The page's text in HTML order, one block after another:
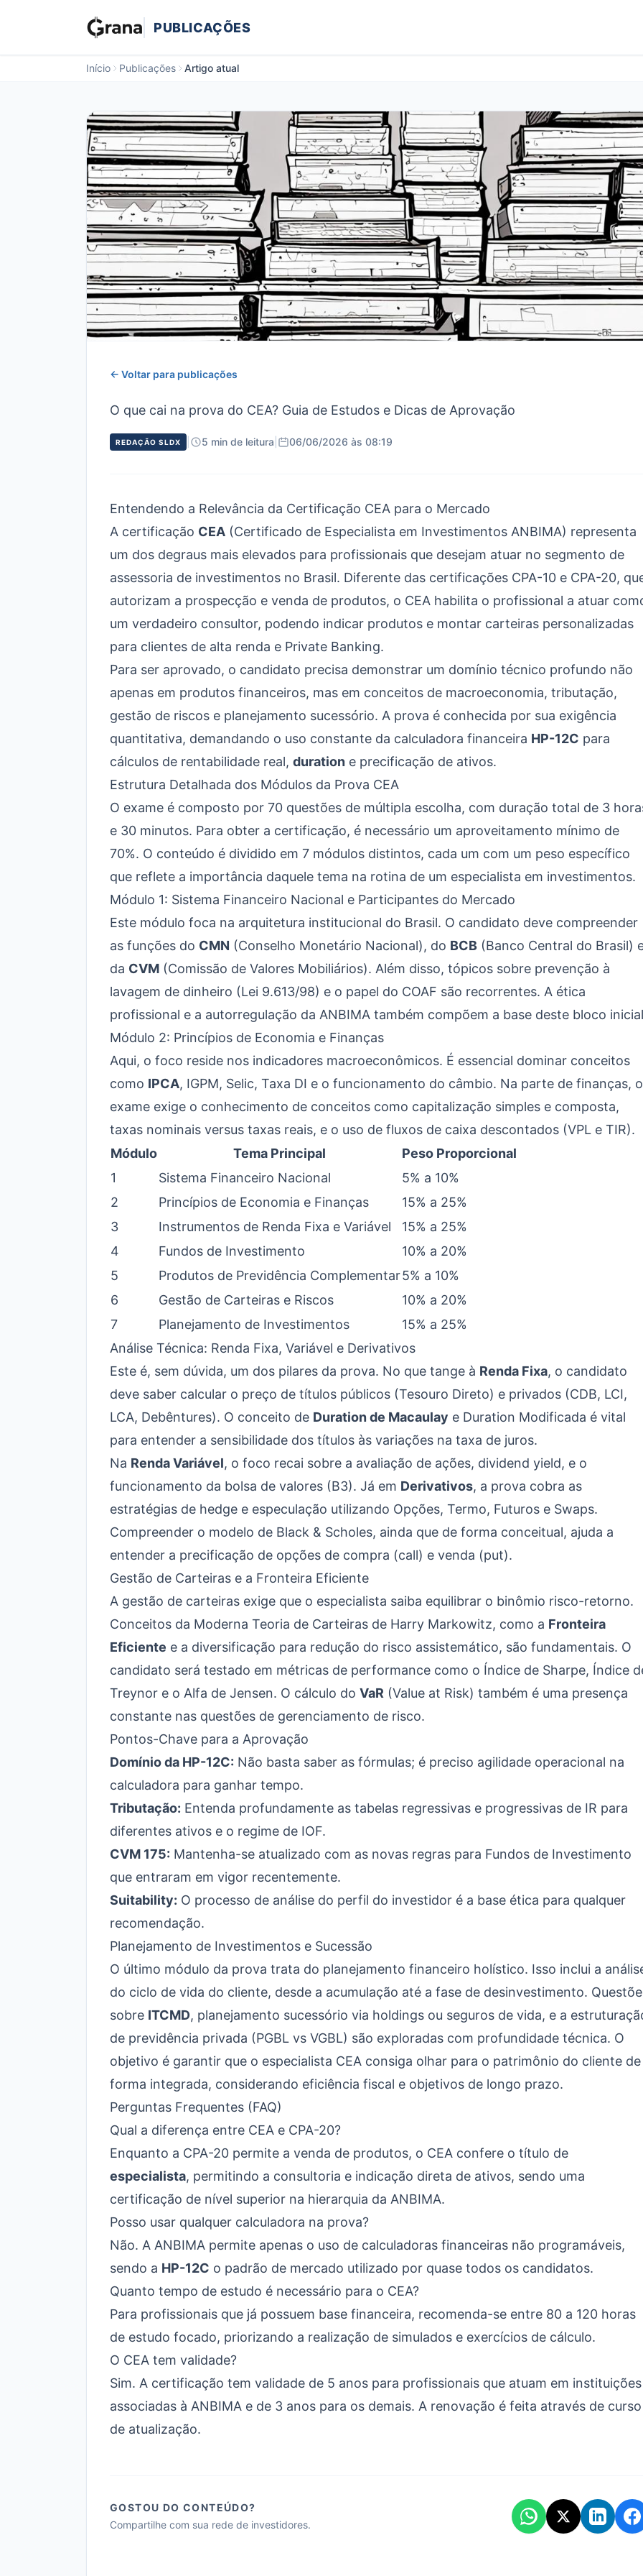
PUBLICAÇÕES
Início Publicações Artigo atual
← Voltar para publicações
O que cai na prova do CEA? Guia de Estudos e Dicas de Aprovação
REDAÇÃO SLDX 5 min de leitura 06/06/2026 às 08:19
Entendendo a Relevância da Certificação CEA para o Mercado
A certificação CEA (Certificado de Especialista em Investimentos ANBIMA) representa
um dos degraus mais elevados para profissionais que desejam atuar no segmento de
assessoria de investimentos no Brasil. Diferente das certificações CPA-10 e CPA-20,
autorizam a prospecção e venda de produtos, o CEA habilita o profissional a atuar
um verdadeiro consultor, podendo indicar produtos e montar carteiras personalizadas
para clientes de alta renda e Private Banking.
Para ser aprovado, o candidato precisa demonstrar um domínio técnico profundo não
apenas em produtos financeiros, mas em conceitos de macroeconomia, tributação,
gestão de riscos e planejamento sucessório. A prova é conhecida por sua exigência
quantitativa, demandando o uso constante da calculadora financeira HP-12C para
cálculos de rentabilidade real, duration e precificação de ativos.
Estrutura Detalhada dos Módulos da Prova CEA
O exame é composto por 70 questões de múltipla escolha, com duração total de 3
e 30 minutos. Para obter a certificação, é necessário um aproveitamento mínimo de
70%. O conteúdo é dividido em 7 módulos distintos, cada um com um peso específico
que reflete a importância daquele tema na rotina de um especialista em investimentos.
Módulo 1: Sistema Financeiro Nacional e Participantes do Mercado
Este módulo foca na arquitetura institucional do Brasil. O candidato deve compreender
as funções do CMN (Conselho Monetário Nacional), do BCB (Banco Central do Brasil)
da CVM (Comissão de Valores Mobiliários). Além disso, tópicos sobre prevenção à
lavagem de dinheiro (Lei 9.613/98) e o papel do COAF são recorrentes. A ética
profissional e a autorregulação da ANBIMA também compõem a base deste bloco
Módulo 2: Princípios de Economia e Finanças
Aqui, o foco reside nos indicadores macroeconômicos. É essencial dominar conceitos
como IPCA, IGPM, Selic, Taxa DI e o funcionamento do câmbio. Na parte de finanças, o
exame exige o conhecimento de conceitos como capitalização simples e composta,
taxas nominais versus taxas reais, e o uso de fluxos de caixa descontados (VPL e TIR).
Módulo
Tema Principal
Peso Proporcional
1
Sistema Financeiro Nacional
5% a 10%
2
Princípios de Economia e Finanças
15% a 25%
3
Instrumentos de Renda Fixa e Variável
15% a 25%
4
Fundos de Investimento
10% a 20%
5
Produtos de Previdência Complementar5% a 10%
6
Gestão de Carteiras e Riscos
10% a 20%
7
Planejamento de Investimentos
15% a 25%
Análise Técnica: Renda Fixa, Variável e Derivativos
Este é, sem dúvida, um dos pilares da prova. No que tange à Renda Fixa, o candidato
deve saber calcular o preço de títulos públicos (Tesouro Direto) e privados (CDB, LCI,
LCA, Debêntures). O conceito de Duration de Macaulay e Duration Modificada é vital
para entender a sensibilidade dos títulos às variações na taxa de juros.
Na Renda Variável, o foco recai sobre a avaliação de ações, dividend yield, e o
funcionamento da bolsa de valores (B3). Já em Derivativos, a prova cobra as
estratégias de hedge e especulação utilizando Opções, Termo, Futuros e Swaps.
Compreender o modelo de Black & Scholes, ainda que de forma conceitual, ajuda a
entender a precificação de opções de compra (call) e venda (put).
Gestão de Carteiras e a Fronteira Eficiente
A gestão de carteiras exige que o especialista saiba equilibrar o binômio risco-retorno.
Conceitos da Moderna Teoria de Carteiras de Harry Markowitz, como a Fronteira
Eficiente e a diversificação para redução do risco assistemático, são fundamentais. O
candidato será testado em métricas de performance como o Índice de Sharpe, Índice
Treynor e o Alfa de Jensen. O cálculo do VaR (Value at Risk) também é uma presença
constante nas questões de gerenciamento de risco.
Pontos-Chave para a Aprovação
Domínio da HP-12C: Não basta saber as fórmulas; é preciso agilidade operacional na
calculadora para ganhar tempo.
Tributação: Entenda profundamente as tabelas regressivas e progressivas de IR para
diferentes ativos e o regime de IOF.
CVM 175: Mantenha-se atualizado com as novas regras para Fundos de Investimento
que entraram em vigor recentemente.
Suitability: O processo de análise do perfil do investidor é a base ética para qualquer
recomendação.
Planejamento de Investimentos e Sucessão
O último módulo da prova trata do planejamento financeiro holístico. Isso inclui a
do ciclo de vida do cliente, desde a acumulação até a fase de desinvestimento.
sobre ITCMD, planejamento sucessório via holdings ou seguros de vida, e a
de previdência privada (PGBL vs VGBL) são exploradas com profundidade técnica. O
objetivo é garantir que o especialista CEA consiga olhar para o patrimônio do cliente de
forma integrada, considerando eficiência fiscal e objetivos de longo prazo.
Perguntas Frequentes (FAQ)
Qual a diferença entre CEA e CPA-20?
Enquanto a CPA-20 permite a venda de produtos, o CEA confere o título de
especialista, permitindo a consultoria e indicação direta de ativos, sendo uma
certificação de nível superior na hierarquia da ANBIMA.
Posso usar qualquer calculadora na prova?
Não. A ANBIMA permite apenas o uso de calculadoras financeiras não programáveis,
sendo a HP-12C o padrão de mercado utilizado por quase todos os candidatos.
Quanto tempo de estudo é necessário para o CEA?
Para profissionais que já possuem base financeira, recomenda-se entre 80 a 120 horas
de estudo focado, priorizando a realização de simulados e exercícios de cálculo.
O CEA tem validade?
Sim. A certificação tem validade de 5 anos para profissionais que atuam em instituições
associadas à ANBIMA e de 3 anos para os demais. A renovação é feita através de curso
de atualização.
GOSTOU DO CONTEÚDO?
Compartilhe com sua rede de investidores.